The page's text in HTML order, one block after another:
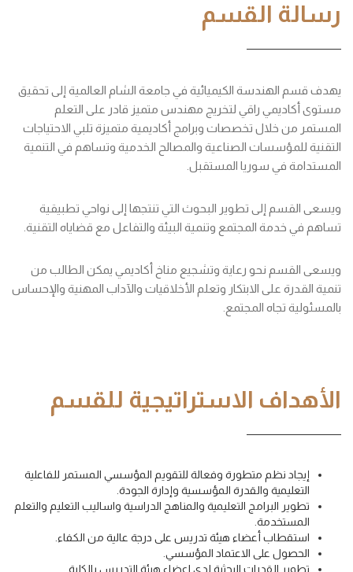
رسالة القسم
يهدف قسم الهندسة الكيميائية في جامعة الشام العالمية إلى تحقيق
مستوى أكاديمي راقي لتخريج مهندس متميز قادر على التعلم
المستمر من خلال تخصصات وبرامج أكاديمية متميزة تلبي الاحتياجات
التقنية للمؤسسات الصناعية والمصالح الخدمية وتساهم في التنمية
المستدامة في سوريا المستقبل.
ويسعى القسم إلى تطوير البحوث التي تنتجها إلى نواحي تطبيقية
تساهم في خدمة المجتمع وتنمية البيئة والتفاعل مع قضاياه التقنية.
ويسعى القسم نحو رعاية وتشجيع مناخ أكاديمي يمكن الطالب من
تنمية القدرة على الابتكار وتعلم الأخلاقيات والآداب المهنية والإحساس
بالمسئولية تجاه المجتمع.
الأهداف الاستراتيجية للقسم
إيجاد نظم متطورة وفعالة للتقويم المؤسسي المستمر للفاعلية
التعليمية والقدرة المؤسسية وإدارة الجودة.
تطوير البرامج التعليمية والمناهج الدراسية واساليب التعليم والتعلم
المستخدمة.
استقطاب أعضاء هيئة تدريس على درجة عالية من الكفاء.
الحصول على الاعتماد المؤسسي.
تطوير القدرات البحثية لدى اعضاء هيئة التدريس بالكلية.